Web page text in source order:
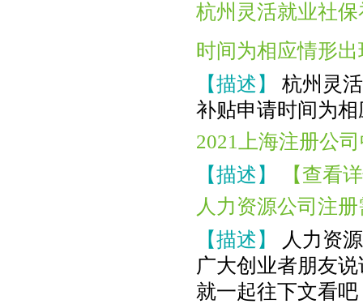
杭州灵活就业社
时间为相应情形
【描述】
杭州灵
补贴申请时间为
2021上海注册公
【描述】
【查看
人力资源公司注
【描述】
人力资
广大创业者朋友
就一起往下文看